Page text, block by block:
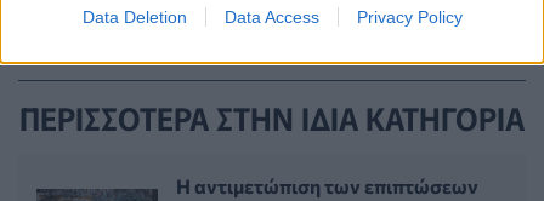
Data Deletion Data Access Privacy Policy
ΠΕΡΙΣΣΟΤΕΡΑ ΣΤΗΝ ΙΔΙΑ ΚΑΤΗΓΟΡΙΑ
Η αντιμετώπιση των επιπτώσεων